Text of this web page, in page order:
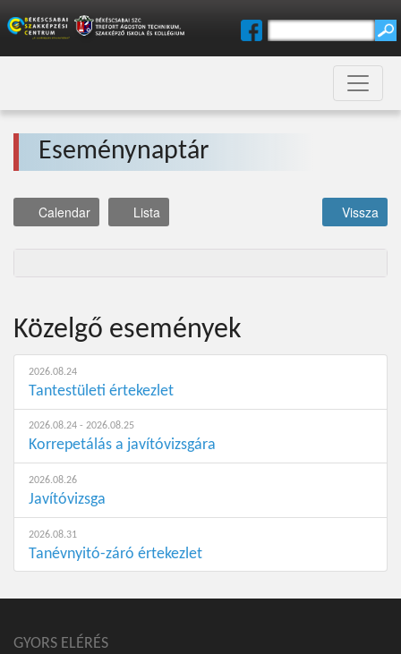
Eseménynaptár
Calendar Lista Vissza
Közelgő események
2026.08.24
Tantestületi értekezlet
2026.08.24 - 2026.08.25
Korrepetálás a javítóvizsgára
2026.08.26
Javítóvizsga
2026.08.31
Tanévnyitó-záró értekezlet
GYORS ELÉRÉS